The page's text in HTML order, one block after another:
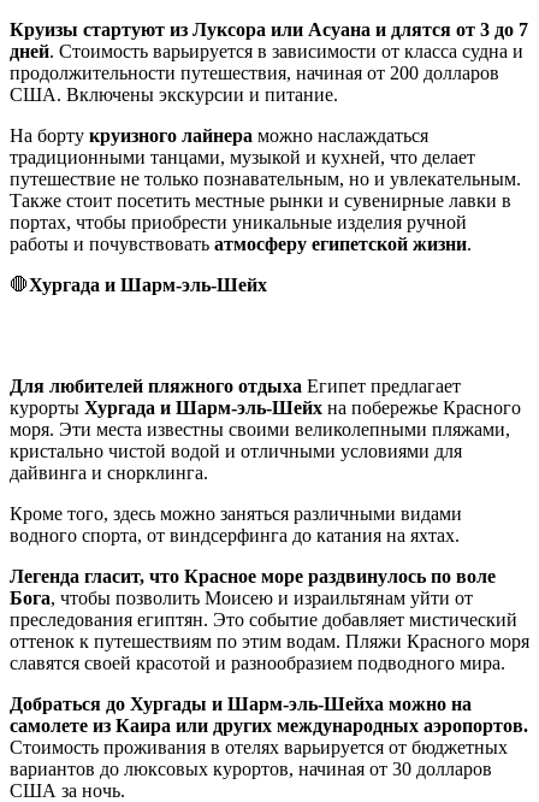
Круизы стартуют из Луксора или Асуана и длятся от 3 до 7
дней. Стоимость варьируется в зависимости от класса судна и
продолжительности путешествия, начиная от 200 долларов
США. Включены экскурсии и питание.
На борту круизного лайнера можно наслаждаться
традиционными танцами, музыкой и кухней, что делает
путешествие не только познавательным, но и увлекательным.
Также стоит посетить местные рынки и сувенирные лавки в
портах, чтобы приобрести уникальные изделия ручной
работы и почувствовать атмосферу египетской жизни.
🛑Хургада и Шарм-эль-Шейх
Для любителей пляжного отдыха Египет предлагает
курорты Хургада и Шарм-эль-Шейх на побережье Красного
моря. Эти места известны своими великолепными пляжами,
кристально чистой водой и отличными условиями для
дайвинга и снорклинга.
Кроме того, здесь можно заняться различными видами
водного спорта, от виндсерфинга до катания на яхтах.
Легенда гласит, что Красное море раздвинулось по воле
Бога, чтобы позволить Моисею и израильтянам уйти от
преследования египтян. Это событие добавляет мистический
оттенок к путешествиям по этим водам. Пляжи Красного моря
славятся своей красотой и разнообразием подводного мира.
Добраться до Хургады и Шарм-эль-Шейха можно на
самолете из Каира или других международных аэропортов.
Стоимость проживания в отелях варьируется от бюджетных
вариантов до люксовых курортов, начиная от 30 долларов
США за ночь.